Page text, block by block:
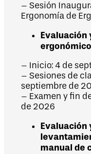
– Sesión
Ergonomía de
Evaluación
– Inicio: 4 de
– Sesiones de
septiembre de
– Examen y fin
de 2026
Evaluación
manual de